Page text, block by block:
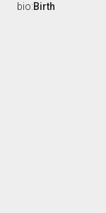
bio:Birth